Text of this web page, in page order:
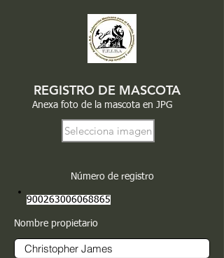
REGISTRO DE MASCOTA
Anexa foto de la mascota en JPG
Selecciona imagen
Número de registro
900263006068865
Nombre propietario